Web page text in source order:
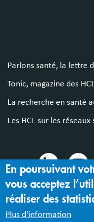
Parlons santé, la lettre
Tonic, magazine des
La recherche en santé
Les HCL sur les réseaux
Accessibilité
En poursuivant
vous acceptez
réaliser des
Plus d'information